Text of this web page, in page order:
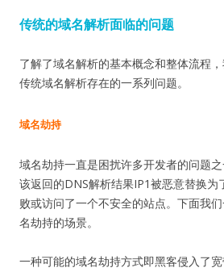
传统的域名解析面临的问题
了解了域名解析的基本概念和整体流程
传统域名解析存在的一系列问题。
域名劫持
域名劫持一直是困扰许多开发者的问题
该返回的DNS解析结果IP1被恶意替换为
败或访问了一个不安全的站点。下面我
名劫持的场景。
一种可能的域名劫持方式即黑客侵入了